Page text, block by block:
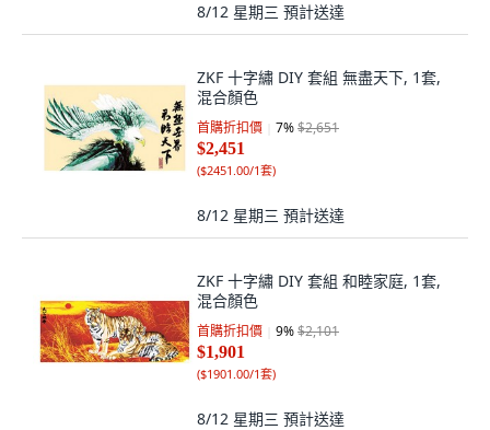
8/12 星期三 預計送達
ZKF 十字繡 DIY 套組 無盡天下, 1套,
混合顏色
首購折扣價 7%$2,651
$2,451
($2451.00/1套)
8/12 星期三 預計送達
ZKF 十字繡 DIY 套組 和睦家庭, 1套,
混合顏色
首購折扣價 9%$2,101
$1,901
($1901.00/1套)
8/12 星期三 預計送達